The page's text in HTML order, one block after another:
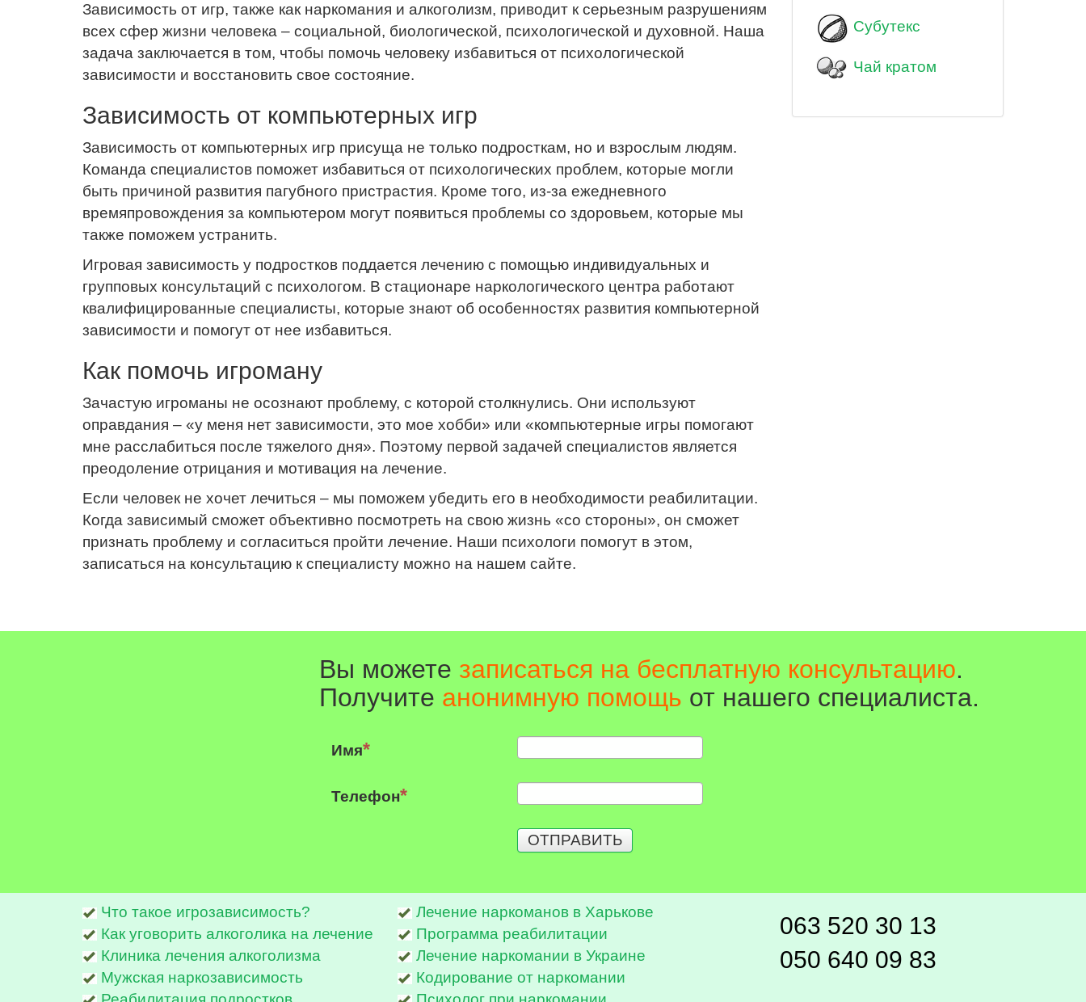
Зависимость от игр, также как наркомания и алкоголизм, приводит к серьезным разрушениям
всех сфер жизни человека – социальной, биологической, психологической и духовной. Наша
задача заключается в том, чтобы помочь человеку избавиться от психологической
зависимости и восстановить свое состояние.
Зависимость от компьютерных игр
Зависимость от компьютерных игр присуща не только подросткам, но и взрослым людям.
Команда специалистов поможет избавиться от психологических проблем, которые могли
быть причиной развития пагубного пристрастия. Кроме того, из-за ежедневного
времяпровождения за компьютером могут появиться проблемы со здоровьем, которые мы
также поможем устранить.
Игровая зависимость у подростков поддается лечению с помощью индивидуальных и
групповых консультаций с психологом. В стационаре наркологического центра работают
квалифицированные специалисты, которые знают об особенностях развития компьютерной
зависимости и помогут от нее избавиться.
Как помочь игроману
Зачастую игроманы не осознают проблему, с которой столкнулись. Они используют
оправдания – «у меня нет зависимости, это мое хобби» или «компьютерные игры помогают
мне расслабиться после тяжелого дня». Поэтому первой задачей специалистов является
преодоление отрицания и мотивация на лечение.
Если человек не хочет лечиться – мы поможем убедить его в необходимости реабилитации.
Когда зависимый сможет объективно посмотреть на свою жизнь «со стороны», он сможет
признать проблему и согласиться пройти лечение. Наши психологи помогут в этом,
записаться на консультацию к специалисту можно на нашем сайте.
Субутекс
Чай кратом
Вы можете записаться на бесплатную консультацию.
Получите анонимную помощь от нашего специалиста.
Имя
Телефон
ОТПРАВИТЬ
Что такое игрозависимость?
Как уговорить алкоголика на лечение
Клиника лечения алкоголизма
Мужская наркозависимость
Лечение наркоманов в Харькове
Программа реабилитации
Лечение наркомании в Украине
Кодирование от наркомании
063 520 30 13
050 640 09 83